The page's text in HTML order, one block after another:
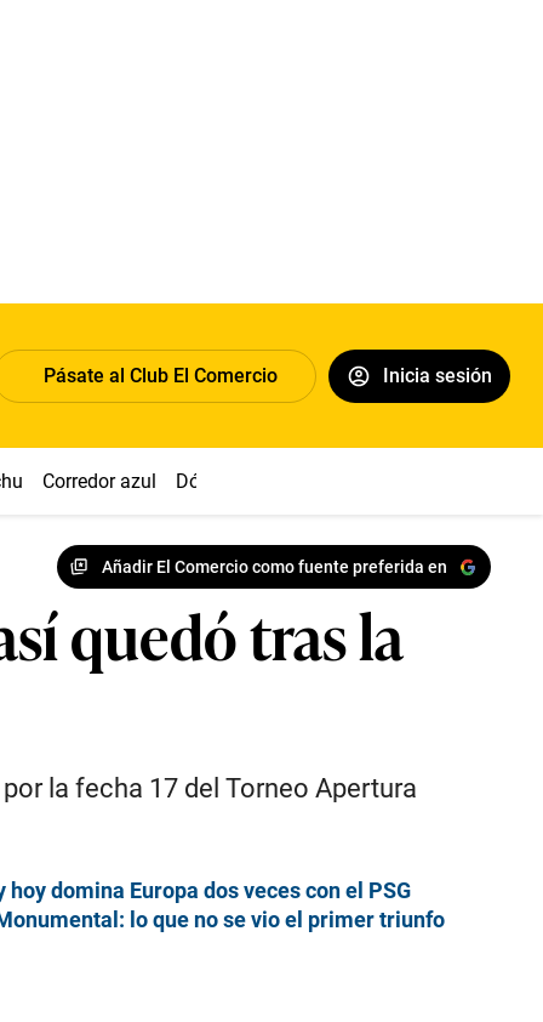
Pásate al Club El Comercio Inicia sesión
Corredor azul Dólar
Añadir El Comercio como fuente preferida en
quedó tras la
la fecha 17 del Torneo Apertura
domina Europa dos veces con el PSG
lo que no se vio el primer triunfo